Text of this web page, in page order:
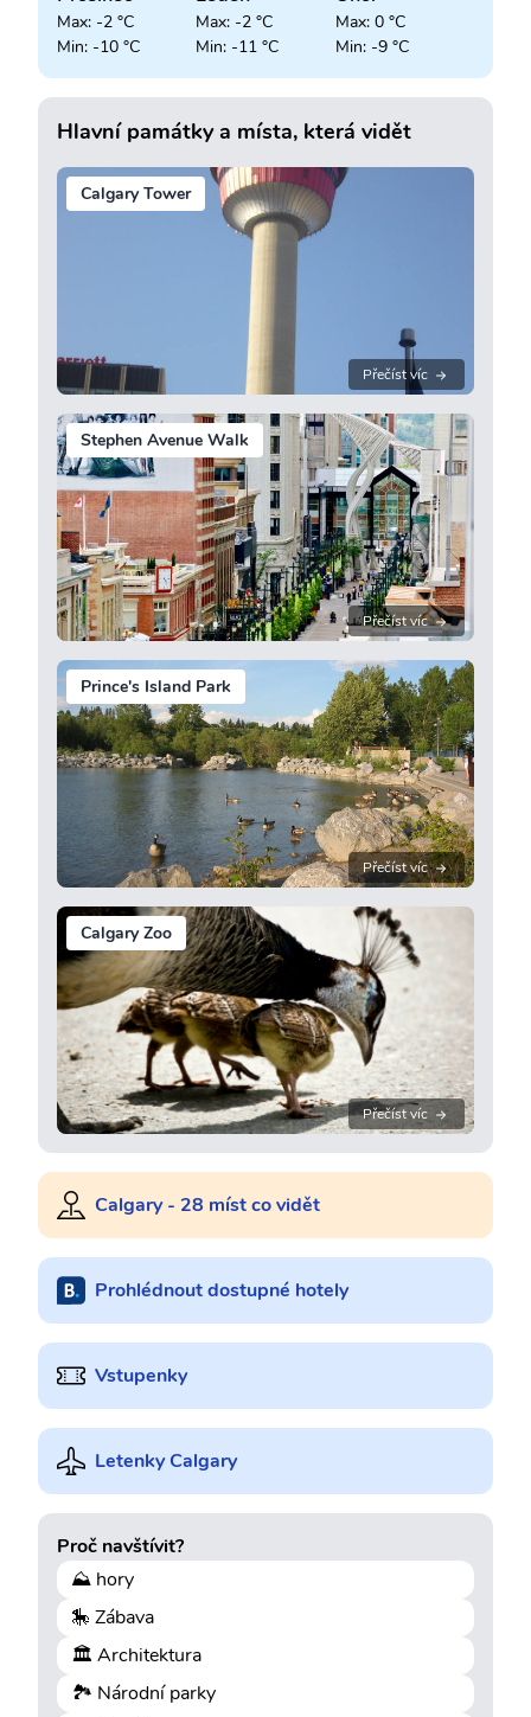
Max: -2 °C
Min: -10 °C
Max: -2 °C
Min: -11 °C
Max: 0 °C
Min: -9 °C
Hlavní památky a místa, která vidět
Calgary Tower
Přečíst víc
Stephen Avenue Walk
Přečíst víc
Prince's Island Park
Přečíst víc
Calgary Zoo
Přečíst víc
Calgary - 28 míst co vidět
Prohlédnout dostupné hotely
Vstupenky
Letenky Calgary
Proč navštívit?
⛰ hory
🎠 Zábava
🏛️ Architektura
🏞️ Národní parky